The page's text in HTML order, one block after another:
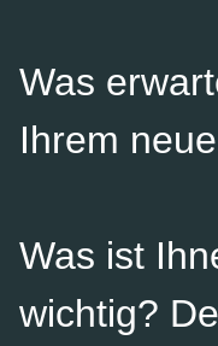
Was
Ihrem
Was ist
wichtig?